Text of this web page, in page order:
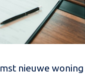
nieuwe woning